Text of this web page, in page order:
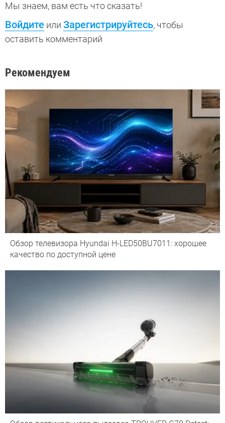
Мы знаем, вам есть что сказать!
Войдите или Зарегистрируйтесь, чтобы
оставить комментарий
Рекомендуем
Обзор телевизора Hyundai H-LED50BU7011: хорошее
качество по доступной цене